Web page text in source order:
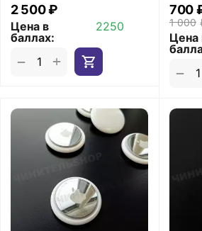
2 500₽
Цена в
баллах:
2250
+
−
1 000
‍700‍
Цена
−